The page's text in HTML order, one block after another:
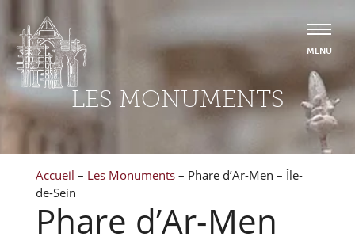
LES MONUMENTS
Accueil – Les Monuments – Phare d’Ar-Men – Île-
de-Sein
Phare d’Ar-Men